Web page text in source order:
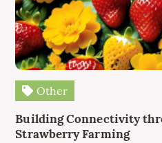
Other
Building Connectivity
Strawberry Farming